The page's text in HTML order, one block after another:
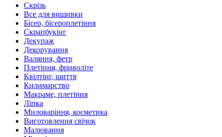
Скрізь
Все для вишивки
Бісер, бісероплетіння
Скрапбукінг
Декупаж
Декорування
Валяння, фетр
Плетіння, фриволіте
Квілтінг, шиття
Килимарство
Макраме, плетіння
Ліпка
Миловаріння, косметика
Виготовлення свічок
Малювання